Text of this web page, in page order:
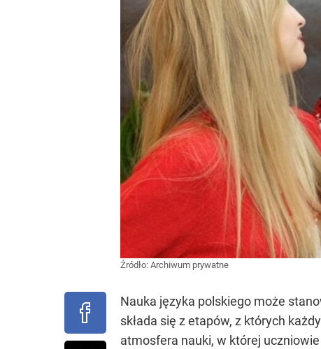
Źródło: Archiwum prywatne
Nauka języka polskiego może
składa się z etapów, z których
atmosfera nauki, w której